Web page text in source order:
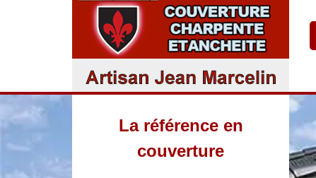
La référence en
couverture